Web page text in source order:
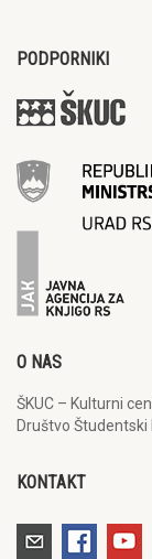
PODPORNIKI
O NAS
ŠKUC – Kulturni
Društvo Študentski
KONTAKT